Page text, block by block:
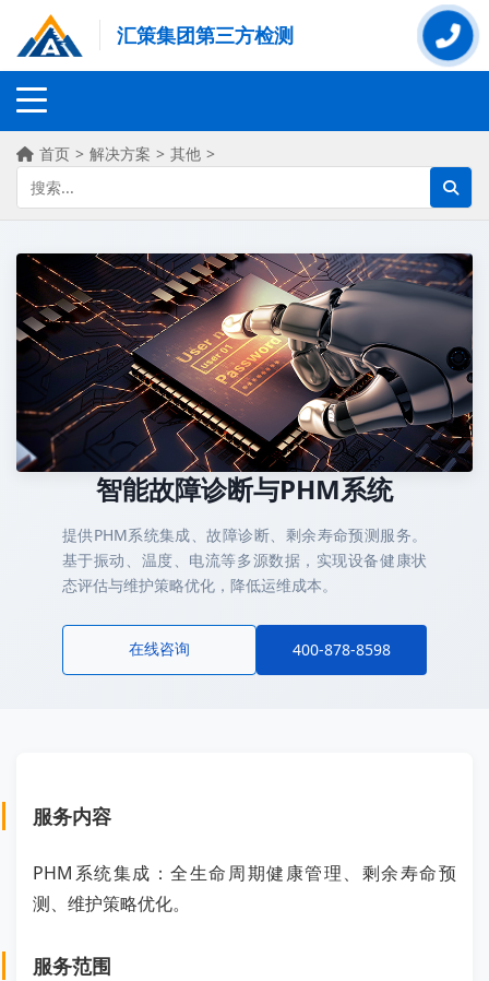
汇策集团第三方检测
首页 > 解决方案 > 其他 >
智能故障诊断与PHM系统
提供PHM系统集成、故障诊断、剩余寿命预测服务。
基于振动、温度、电流等多源数据，实现设备健康状
态评估与维护策略优化，降低运维成本。
在线咨询 400-878-8598
服务内容
PHM系统集成：全生命周期健康管理、剩余寿命预
测、维护策略优化。
服务范围